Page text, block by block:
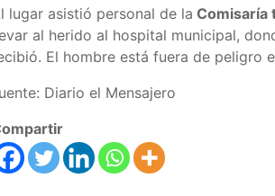
lugar asistió personal de la Comisaría
al herido al hospital municipal,
El hombre está fuera de peligro
Diario el Mensajero